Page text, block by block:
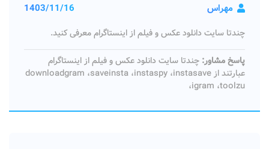
مهراس 1403/11/16
چندتا سایت دانلود عکس و فیلم از اینستاگرام معرفی کنید.
پاسخ مشاور: چندتا سایت دانلود عکس و فیلم از اینستاگرام
عبارتند از downloadgram ،saveinsta ،instaspy ،instasave
،igram ،toolzu